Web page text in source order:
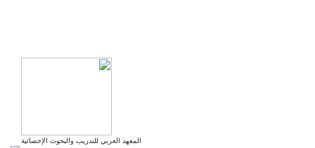
المعهد العربي للتدريب والبحوث الإحصائية